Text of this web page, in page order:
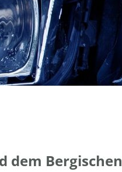
dem Bergischen